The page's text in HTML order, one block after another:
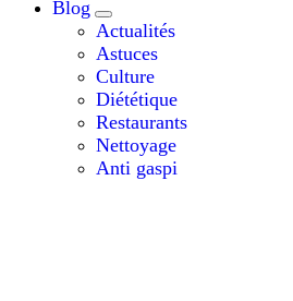
Blog
Actualités
Astuces
Culture
Diététique
Restaurants
Nettoyage
Anti gaspi